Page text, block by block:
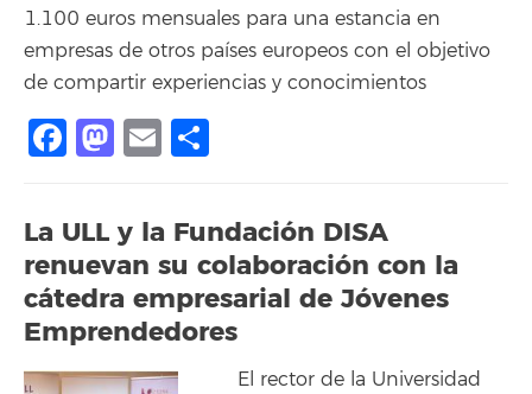
1.100 euros mensuales para una estancia en
empresas de otros países europeos con el objetivo
de compartir experiencias y conocimientos
Facebook
Mastodon
Email
La ULL y la Fundación DISA
renuevan su colaboración con la
cátedra empresarial de Jóvenes
Emprendedores
El rector de la Universidad